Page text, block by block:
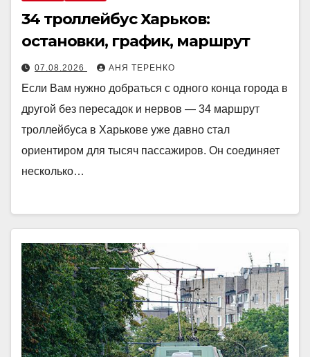
34 троллейбус Харьков:
остановки, график, маршрут
07.08.2026 АНЯ ТЕРЕНКО
Если Вам нужно добраться с одного конца города в
другой без пересадок и нервов — 34 маршрут
троллейбуса в Харькове уже давно стал
ориентиром для тысяч пассажиров. Он соединяет
несколько…